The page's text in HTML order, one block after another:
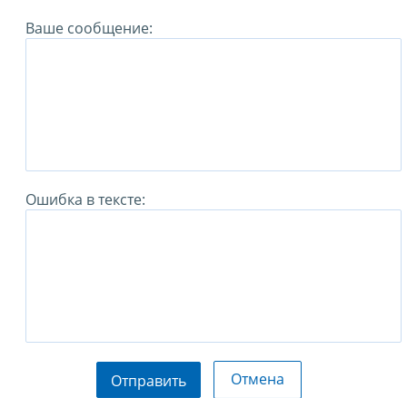
Ваше сообщение:
Ошибка в тексте:
Отправить Отмена